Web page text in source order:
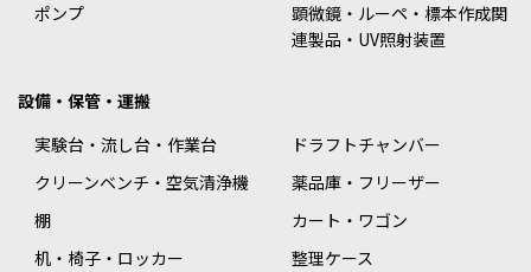
ポンプ
顕微鏡・ルーペ・標本作成関
連製品・UV照射装置
設備・保管・運搬
実験台・流し台・作業台
ドラフトチャンバー
クリーンベンチ・空気清浄機
薬品庫・フリーザー
棚
カート・ワゴン
机・椅子・ロッカー
整理ケース